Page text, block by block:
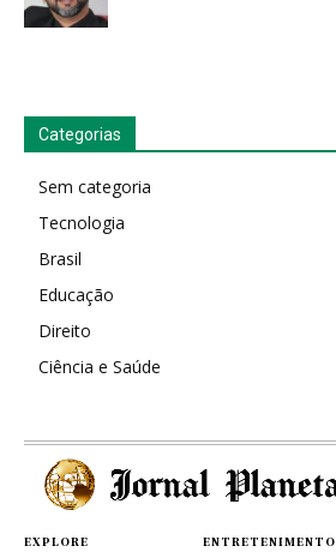
Categorias
Sem categoria
Tecnologia
Brasil
Educação
Direito
Ciência e Saúde
EXPLORE ENTRETENIMENTO